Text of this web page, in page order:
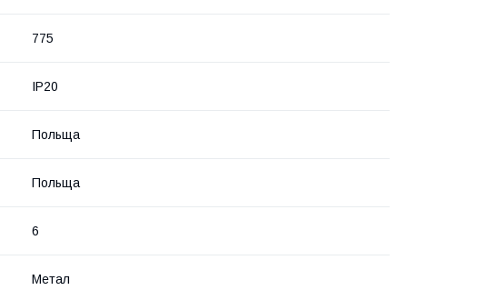
775
IP20
Польща
Польща
6
Метал